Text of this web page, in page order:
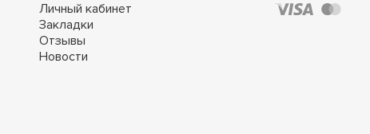
Личный кабинет
Закладки
Отзывы
Новости